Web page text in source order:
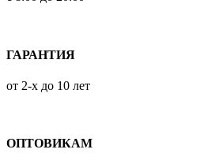
ГАРАНТИЯ
от 2-х до 10 лет
ОПТОВИКАМ